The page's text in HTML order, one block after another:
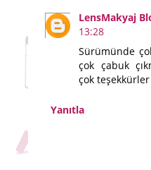
LensMakyaj
13:28
Sürümünde
çok çabuk
çok teşekkürler
Yanıtla